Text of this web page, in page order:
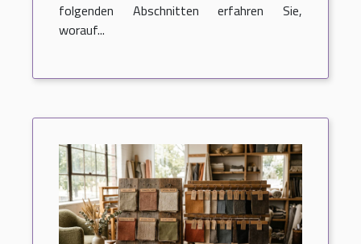
folgenden Abschnitten erfahren Sie,
worauf...